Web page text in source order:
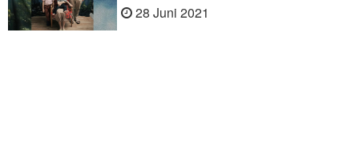
28 Juni 2021